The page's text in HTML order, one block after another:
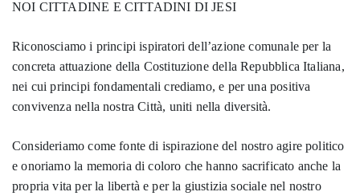
NOI CITTADINE E CITTADINI DI JESI
Riconosciamo i principi ispiratori dell’azione comunale per la
concreta attuazione della Costituzione della Repubblica Italiana,
nei cui principi fondamentali crediamo, e per una positiva
convivenza nella nostra Città, uniti nella diversità.
Consideriamo come fonte di ispirazione del nostro agire politico
e onoriamo la memoria di coloro che hanno sacrificato anche la
propria vita per la libertà e per la giustizia sociale nel nostro